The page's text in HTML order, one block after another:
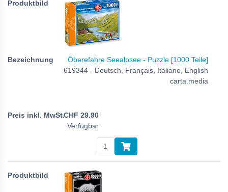
Öberefahre Seealpsee - Puzzle [1000 Teile]
619344 - Deutsch, Français, Italiano, English
carta.media
CHF 29.90
Verfügbar